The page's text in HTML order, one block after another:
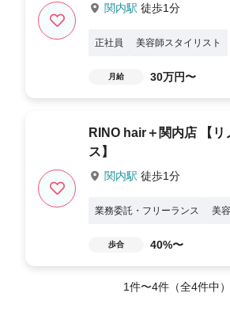
関内駅 徒歩1分
正社員 美容師スタイリスト
月給 30万円〜
RINO hair＋関内店 【リ
ス】
関内駅 徒歩1分
業務委託・フリーランス 美
歩合 40%〜
1件〜4件（全4件中）